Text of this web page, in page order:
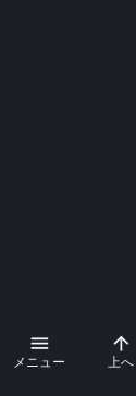

メニュー

上へ